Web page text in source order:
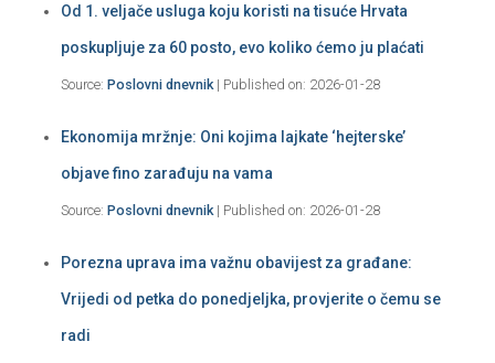
Od 1. veljače usluga koju koristi na tisuće Hrvata
poskupljuje za 60 posto, evo koliko ćemo ju plaćati
Source: Poslovni dnevnik Published on: 2026-01-28
Ekonomija mržnje: Oni kojima lajkate ‘hejterske’
objave fino zarađuju na vama
Source: Poslovni dnevnik Published on: 2026-01-28
Porezna uprava ima važnu obavijest za građane:
Vrijedi od petka do ponedjeljka, provjerite o čemu se
radi